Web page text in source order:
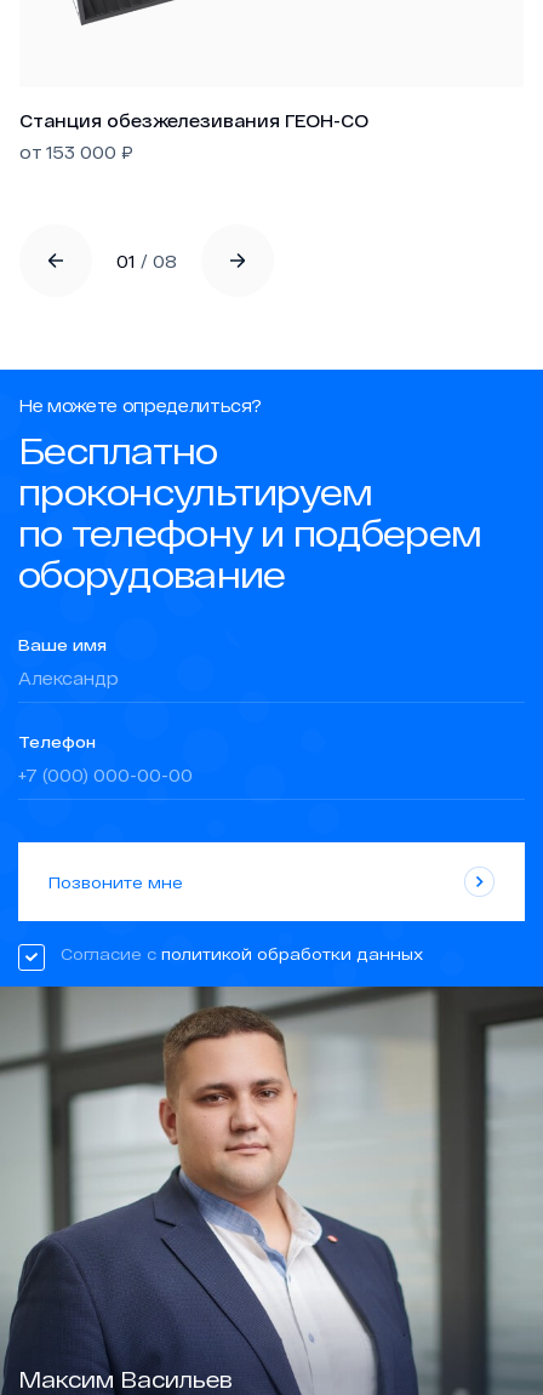
01 / 08
Станция обезжелезивания ГЕОН-СО
от 153 000 ₽
Максим Васильев
Не можете определиться?
Бесплатно
проконсультируем
по телефону и подберем
оборудование
Ваше имя
Телефон
Позвоните мне
Согласие с политикой обработки данных